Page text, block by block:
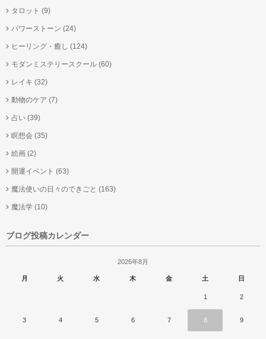
タロット (9)
パワーストーン (24)
ヒーリング・癒し (124)
モダンミステリースクール (60)
レイキ (32)
動物のケア (7)
占い (39)
瞑想会 (35)
絵画 (2)
開運イベント (63)
魔法使いの日々のできごと (163)
魔法学 (10)
ブログ投稿カレンダー
2026年8月
月 火 水 木 金 土 日
1 2
3 4 5 6 7 8 9